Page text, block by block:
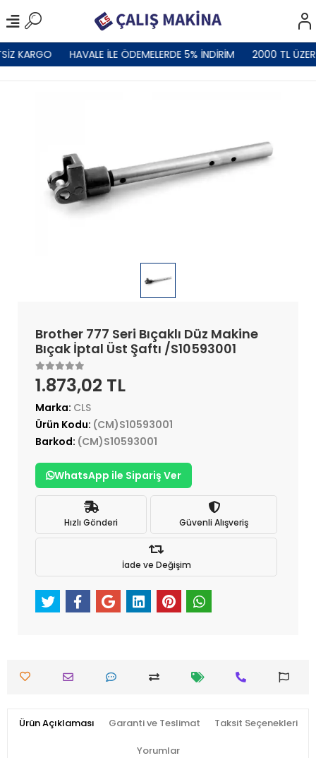
KARGO HAVALE İLE ÖDEMELERDE 5% İNDİRİM 2000 TL
Brother 777 Seri Bıçaklı Düz Makine
Bıçak İptal Üst Şaftı /S10593001
1.873,02 TL
Marka: CLS
Ürün Kodu: (CM)S10593001
Barkod: (CM)S10593001
WhatsApp ile Sipariş Ver
Hızlı Gönderi Güvenli Alışveriş
İade ve Değişim
Ürün Açıklaması Garanti ve Teslimat Taksit Seçenekleri
Yorumlar